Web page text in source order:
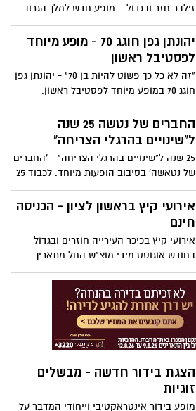
זילבר חזר ובגדול... מופע חדש למלך הגרוב
הישראלי בהפקתו של לואי להב . במופע
שירים חדשים מהאלבום שיצא לאור זה עתה
וכבר זוכה להצלחה רבה, חלק גדול מהשירים
החדשים כבר הפכו ללהיטי רדיו אהובים
ובולטים...
יהונתן גפן חוגג 70 - מופע מיוחד
לפסטיבל ראשון
"זה לא כל כך פשוט להיות בן 70" - יהונתן גפן
חוגג 70 במופע מיוחד לפסטיבל ראשון.
משתתפים: אביב גפן, גידי גוב, דויד ברוזה, דני
ליטני, יהודה פוליקר, יוני רכטר, יעל לוי, מתי
כספי, קורין אלאל, שלום חנוך, שלמה ידוב,
החברים של נטשה 25 שנה
ל"שינויים בהרגלי הצריחה"
25 שנה ל"שינויים בהרגלי הצריחה" - 'החברים
של נטאשה' בסיבוב הופעות מיוחד. לכבוד 25
שנה לאחד האלבומים החשובים בתולדות
המוסיקה הישראלית "שינויים בהרגלי
הצריחה", להקת 'החברים של נטאשה'
שירי האלבום.
אירועי קיץ בראשון לציון - הכניסה
חינם
אירועי קיץ בכיכר העירייה חוזרים ובגדול
בחודש אוגוסט מידי מוצ"ש החל מתאריך
ה-5/8/2017 עם מוש בן ארי, ליאור נרקיס,
שמעון בוסקילה, להקת אטרף, וספיר סבן -
הכניסה חופשית
הצגת בידור חדשה - מבשלים
זוגיות
מופע בידור אינטראקטיבי וייחודי המדבר על